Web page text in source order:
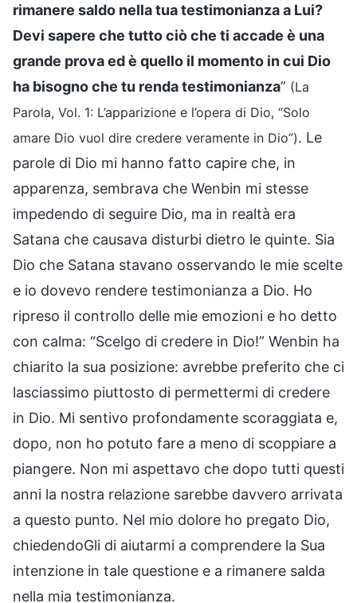
rimanere saldo nella tua testimonianza a Lui?
Devi sapere che tutto ciò che ti accade è una
grande prova ed è quello il momento in cui Dio
ha bisogno che tu renda testimonianza” (La
Parola, Vol. 1: L’apparizione e l’opera di Dio, “Solo
amare Dio vuol dire credere veramente in Dio”). Le
parole di Dio mi hanno fatto capire che, in
apparenza, sembrava che Wenbin mi stesse
impedendo di seguire Dio, ma in realtà era
Satana che causava disturbi dietro le quinte. Sia
Dio che Satana stavano osservando le mie scelte
e io dovevo rendere testimonianza a Dio. Ho
ripreso il controllo delle mie emozioni e ho detto
con calma: “Scelgo di credere in Dio!” Wenbin ha
chiarito la sua posizione: avrebbe preferito che ci
lasciassimo piuttosto di permettermi di credere
in Dio. Mi sentivo profondamente scoraggiata e,
dopo, non ho potuto fare a meno di scoppiare a
piangere. Non mi aspettavo che dopo tutti questi
anni la nostra relazione sarebbe davvero arrivata
a questo punto. Nel mio dolore ho pregato Dio,
chiedendoGli di aiutarmi a comprendere la Sua
intenzione in tale questione e a rimanere salda
nella mia testimonianza.